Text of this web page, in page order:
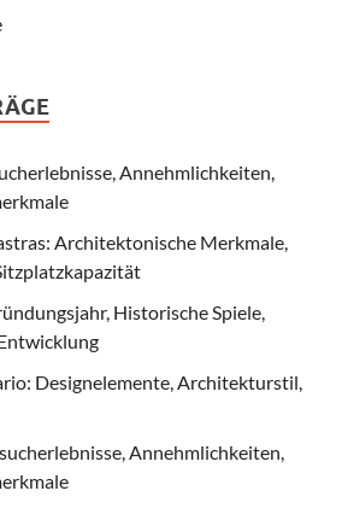
Annehmlichkeiten,
Architektonische Merkmale,
Historische Spiele,
Designelemente, Architekturstil,
Annehmlichkeiten,